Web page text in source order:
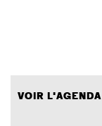
VOIR L'AGENDA